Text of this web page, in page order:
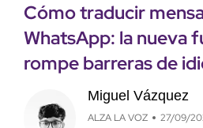
Cómo traducir
WhatsApp: la nueva
rompe barreras de
Miguel Vázquez
ALZA LA VOZ 27/09/